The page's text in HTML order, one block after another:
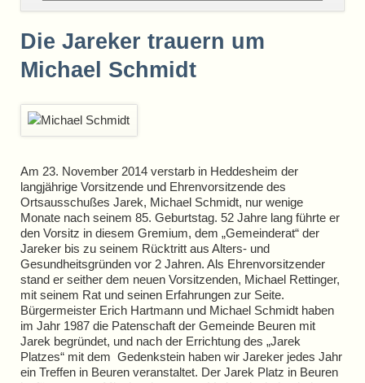
überspringen
Die Jareker trauern um
Michael Schmidt
Am 23. November 2014 verstarb in Heddesheim der
langjährige Vorsitzende und Ehrenvorsitzende des
Ortsausschußes Jarek, Michael Schmidt, nur wenige
Monate nach seinem 85. Geburtstag. 52 Jahre lang führte er
den Vorsitz in diesem Gremium, dem „Gemeinderat“ der
Jareker bis zu seinem Rücktritt aus Alters- und
Gesundheitsgründen vor 2 Jahren. Als Ehrenvorsitzender
stand er seither dem neuen Vorsitzenden, Michael Rettinger,
mit seinem Rat und seinen Erfahrungen zur Seite.
Bürgermeister Erich Hartmann und Michael Schmidt haben
im Jahr 1987 die Patenschaft der Gemeinde Beuren mit
Jarek begründet, und nach der Errichtung des „Jarek
Platzes“ mit dem Gedenkstein haben wir Jareker jedes Jahr
ein Treffen in Beuren veranstaltet. Der Jarek Platz in Beuren